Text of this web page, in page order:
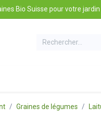
Bio Suisse pour votre jardin
Graines de légumes